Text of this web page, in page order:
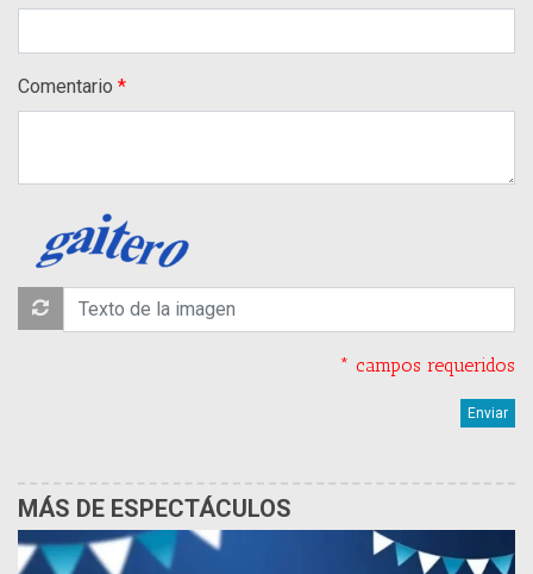
Comentario
* campos requeridos
MÁS DE ESPECTÁCULOS